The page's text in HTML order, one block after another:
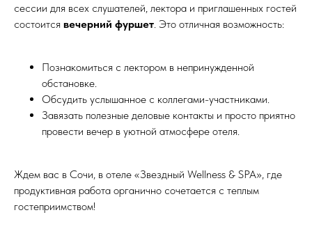
сессии для всех слушателей, лектора и приглашенных гостей
состоится вечерний фуршет . Это отличная возможность:
Познакомиться с лектором в непринужденной
обстановке.
Обсудить услышанное с коллегами-участниками.
Завязать полезные деловые контакты и просто приятно
провести вечер в уютной атмосфере отеля.
Ждем вас в Сочи, в отеле «Звездный Wellness & SPA», где
продуктивная работа органично сочетается с теплым
гостеприимством!